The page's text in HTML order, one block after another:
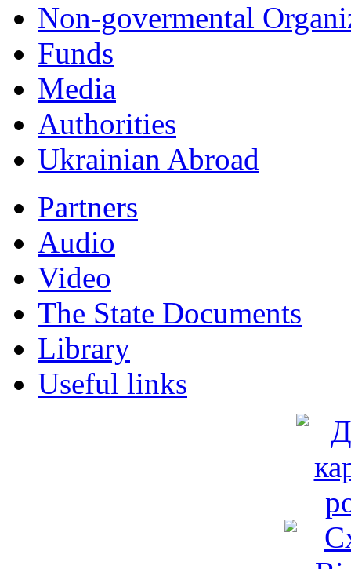
Non-govermental
Funds
Мedia
Authorities
Ukrainian Abroad
Partners
Audio
Video
The State Documents
Library
Useful links